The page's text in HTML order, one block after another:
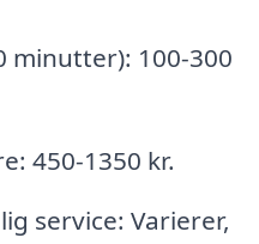
minutter): 100-300
450-1350 kr.
service: Varierer,